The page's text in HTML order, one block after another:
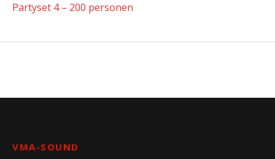
Partyset 4 – 200 personen
VMA-SOUND